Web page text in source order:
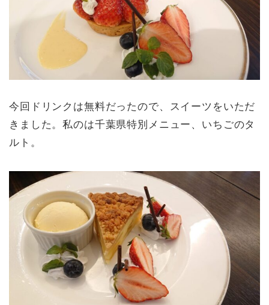
今回ドリンクは無料だったので、スイーツをいただ
きました。私のは千葉県特別メニュー、いちごのタ
ルト。